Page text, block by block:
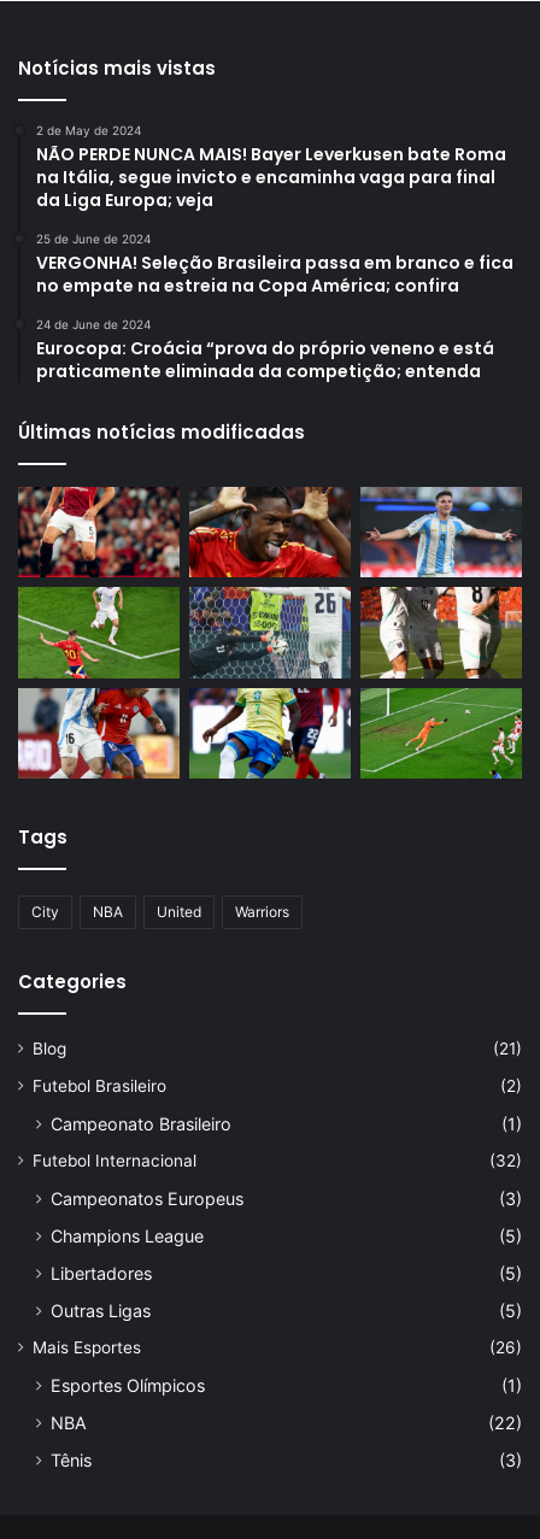
Notícias mais vistas
2 de May de 2024
NÃO PERDE NUNCA MAIS! Bayer Leverkusen bate Roma
na Itália, segue invicto e encaminha vaga para final
da Liga Europa; veja
25 de June de 2024
VERGONHA! Seleção Brasileira passa em branco e fica
no empate na estreia na Copa América; confira
24 de June de 2024
Eurocopa: Croácia “prova do próprio veneno e está
praticamente eliminada da competição; entenda
Últimas notícias modificadas
Tags
City NBA United Warriors
Categories
Blog
(21)
Futebol Brasileiro
(2)
Campeonato Brasileiro (1)
Futebol Internacional (32)
Campeonatos Europeus
(3)
Champions League
(5)
Libertadores
(5)
Outras Ligas
(5)
Mais Esportes (26)
Esportes Olímpicos
(1)
NBA
(22)
Tênis
(3)